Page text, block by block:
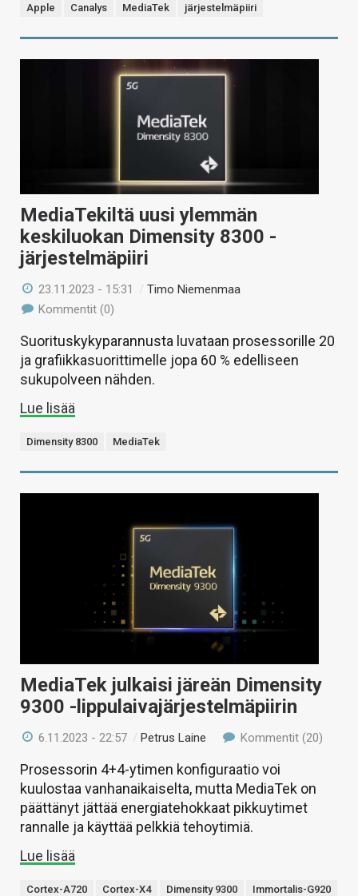
Apple Canalys MediaTek järjestelmäpiiri
MediaTekiltä uusi ylemmän
keskiluokan Dimensity 8300 -
järjestelmäpiiri
23.11.2023 - 15:31 /Timo Niemenmaa
Kommentit (0)
Suorituskykyparannusta luvataan prosessorille 20
ja grafiikkasuorittimelle jopa 60 % edelliseen
sukupolveen nähden.
Lue lisää
Dimensity 8300 MediaTek
MediaTek julkaisi järeän Dimensity
9300 -lippulaivajärjestelmäpiirin
6.11.2023 - 22:57 /Petrus Laine Kommentit (20)
Prosessorin 4+4-ytimen konfiguraatio voi
kuulostaa vanhanaikaiselta, mutta MediaTek on
päättänyt jättää energiatehokkaat pikkuytimet
rannalle ja käyttää pelkkiä tehoytimiä.
Lue lisää
Cortex-A720 Cortex-X4 Dimensity 9300
Immortalis-G920